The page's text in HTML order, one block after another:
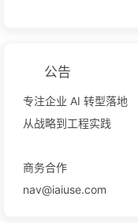
公告
专注企业 AI 转型落地
从战略到工程实践
商务合作
nav@iaiuse.com